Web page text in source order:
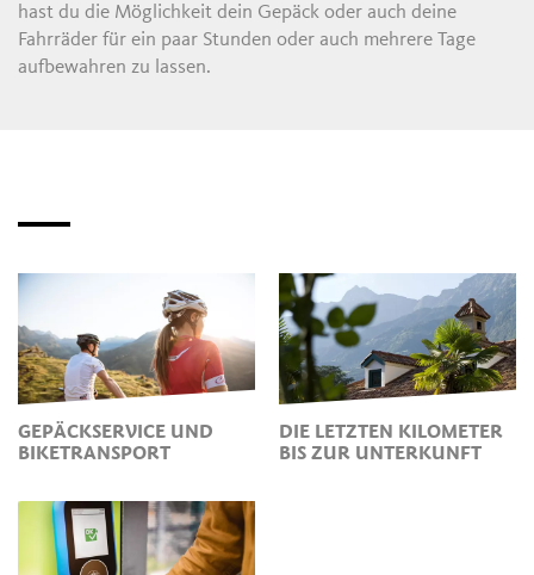
hast du die Möglichkeit dein Gepäck oder auch deine
Fahrräder für ein paar Stunden oder auch mehrere Tage
aufbewahren zu lassen.
GEPÄCKSERVICE UND
BIKETRANSPORT
DIE LETZTEN KILOMETER
BIS ZUR UNTERKUNFT